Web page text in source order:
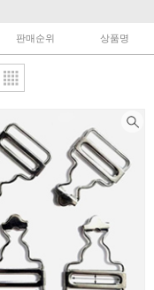
스탬프/잉크/펜
퀼트부자재
X-MAS부자재
솜/이불솜/보충제
판매순위 상품명